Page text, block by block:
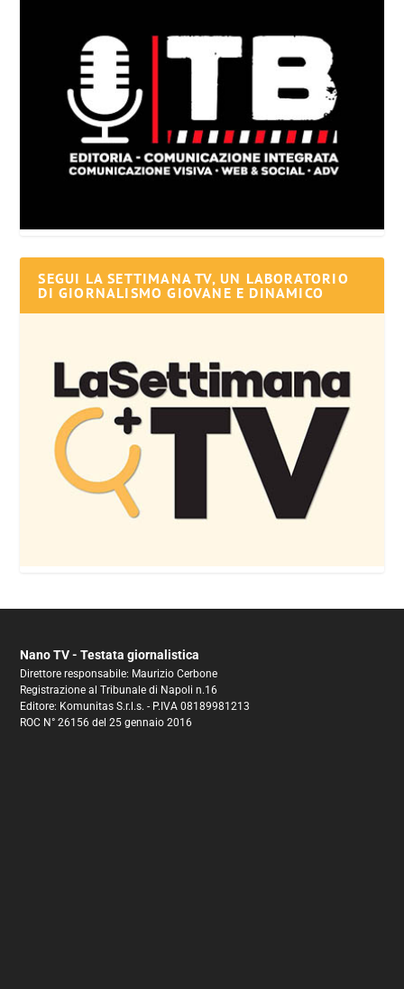
SEGUI LA SETTIMANA TV, UN LABORATORIO
DI GIORNALISMO GIOVANE E DINAMICO
Nano TV - Testata giornalistica
Direttore responsabile: Maurizio Cerbone
Registrazione al Tribunale di Napoli n.16
Editore: Komunitas S.r.l.s. - P.IVA 08189981213
ROC N° 26156 del 25 gennaio 2016